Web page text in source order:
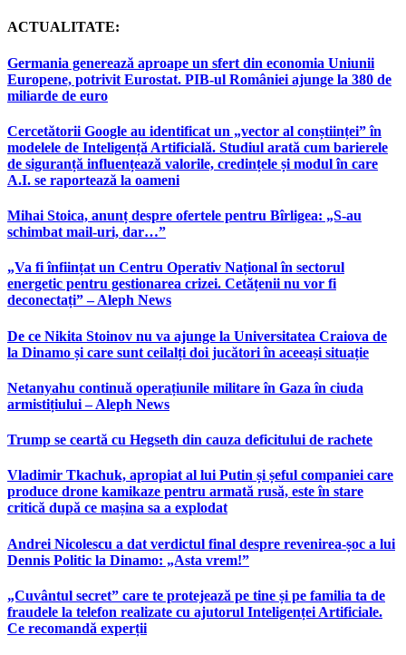
ACTUALITATE:
Germania generează aproape un sfert din economia Uniunii
Europene, potrivit Eurostat. PIB-ul României ajunge la 380 de
miliarde de euro
Cercetătorii Google au identificat un „vector al conștiinței” în
modelele de Inteligență Artificială. Studiul arată cum barierele
de siguranță influențează valorile, credințele și modul în care
A.I. se raportează la oameni
Mihai Stoica, anunț despre ofertele pentru Bîrligea: „S-au
schimbat mail-uri, dar…”
„Va fi înființat un Centru Operativ Național în sectorul
energetic pentru gestionarea crizei. Cetățenii nu vor fi
deconectați” – Aleph News
De ce Nikita Stoinov nu va ajunge la Universitatea Craiova de
la Dinamo și care sunt ceilalți doi jucători în aceeași situație
Netanyahu continuă operațiunile militare în Gaza în ciuda
armistițiului – Aleph News
Trump se ceartă cu Hegseth din cauza deficitului de rachete
Vladimir Tkachuk, apropiat al lui Putin și șeful companiei care
produce drone kamikaze pentru armată rusă, este în stare
critică după ce mașina sa a explodat
Andrei Nicolescu a dat verdictul final despre revenirea-șoc a lui
Dennis Politic la Dinamo: „Asta vrem!”
„Cuvântul secret” care te protejează pe tine și pe familia ta de
fraudele la telefon realizate cu ajutorul Inteligenței Artificiale.
Ce recomandă experții